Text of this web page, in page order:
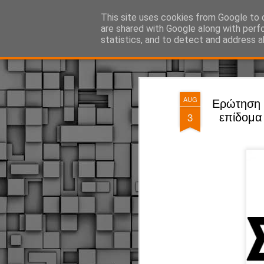
AUG
3
Ερώτηση
επίδομα
This site uses cookies from Google to
are shared with Google along with
statistics, and to detect and address
ΔΗΜΟΤΙΚΗ ΑΣΤΥΝΟΜΙΑ, τα νέα!